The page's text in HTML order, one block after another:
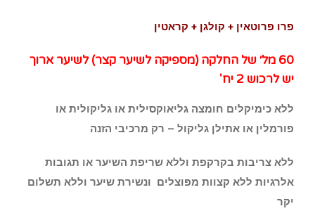
פרו פרוטאין + קולגן + קראטין
60 מל׳ של החלקה (מספיקה לשיער קצר) לשיער ארוך
יש לרכוש 2 יח'
ללא כימיקלים חומצה גליאוקסילית או גליקולית או
פורמלין או אתילן גליקול – רק מרכיבי הזנה
ללא צריבות בקרקפת וללא שריפת השיער או תגובות
אלרגיות ללא קצוות מפוצלים ונשירת שיער וללא תשלום
יקר